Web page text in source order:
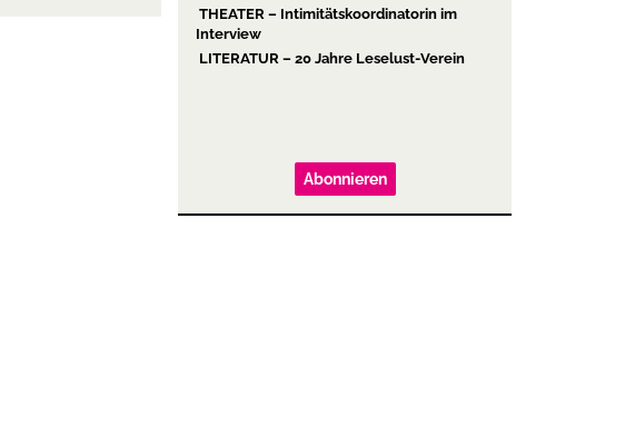
THEATER – Intimitätskoordinatorin im
Interview
LITERATUR – 20 Jahre Leselust-Verein
Abonnieren